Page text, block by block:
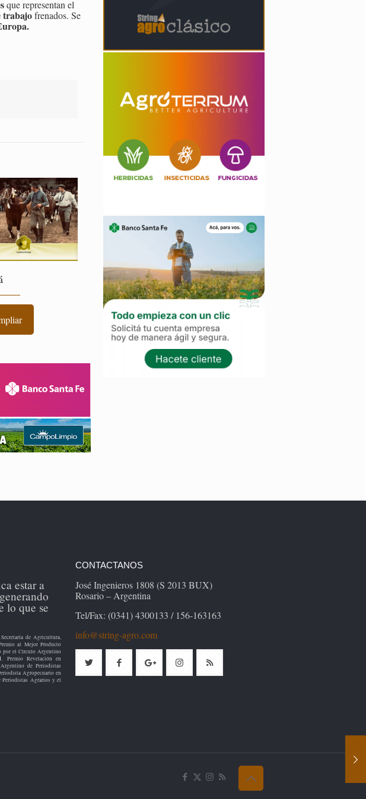
que representan el
trabajofrenados. Se
estar a
lo que se
de Agricultura,
al Mejor Producto
por el Círculo Argentino
. Premio Revelación en
de Periodistas
Agropecuario en
Agrarios y el
CONTACTANOS
José Ingenieros 1808 (S 2013 BUX)
Rosario – Argentina
Tel/Fax: (0341) 4300133 / 156-163163
info@string-agro.com